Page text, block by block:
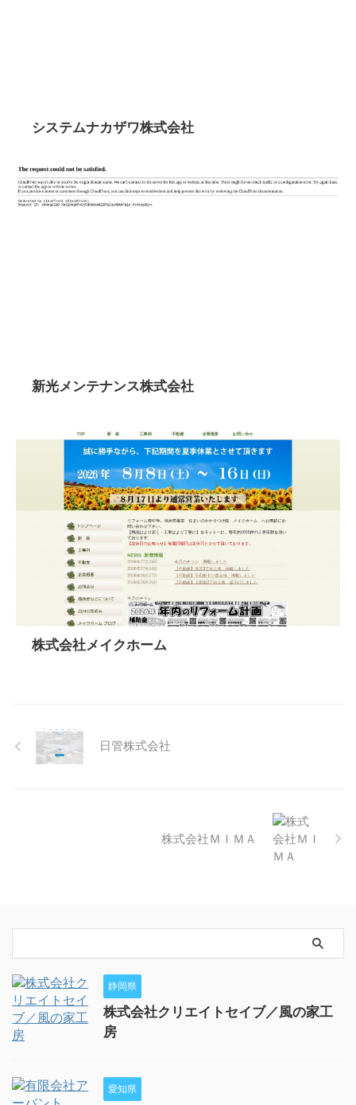
システムナカザワ株式会社
新光メンテナンス株式会社
株式会社メイクホーム
日管株式会社
株式会社ＭＩＭＡ
静岡県
株式会社クリエイトセイブ／風の家工
房
愛知県